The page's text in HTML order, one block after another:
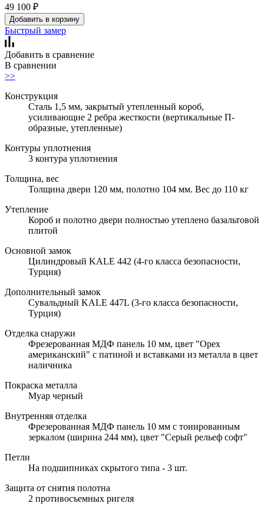
49 100 ₽
Добавить в корзину
Быстрый замер
Добавить в сравнение
В сравнении
>>
Конструкция
Сталь 1,5 мм, закрытый утепленный короб,
усиливающие 2 ребра жесткости (вертикальные П-
образные, утепленные)
Контуры уплотнения
3 контура уплотнения
Толщина, вес
Толщина двери 120 мм, полотно 104 мм. Вес до 110 кг
Утепление
Короб и полотно двери полностью утеплено базальтовой
плитой
Основной замок
Цилиндровый KALE 442 (4-го класса безопасности,
Турция)
Дополнительный замок
Сувальдный KALE 447L (3-го класса безопасности,
Турция)
Отделка снаружи
Фрезерованная МДФ панель 10 мм, цвет "Орех
американский" с патиной и вставками из металла в цвет
наличника
Покраска металла
Муар черный
Внутренняя отделка
Фрезерованная МДФ панель 10 мм с тонированным
зеркалом (ширина 244 мм), цвет "Серый рельеф софт"
Петли
На подшипниках скрытого типа - 3 шт.
Защита от снятия полотна
2 противосъемных ригеля